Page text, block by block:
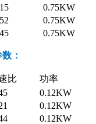
0.75KW
0.75KW
0.75KW
数 ：
比 功率
0.12KW
0.12KW
0.12KW